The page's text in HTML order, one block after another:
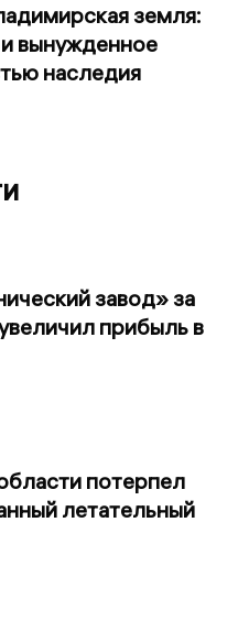
земля:
вынужденное
наследия
завод» за
прибыль в
потерпел
летательный